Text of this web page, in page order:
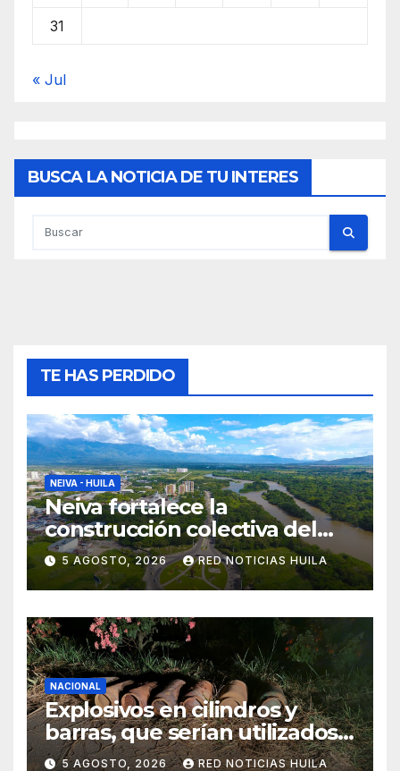
31
« Jul
BUSCA LA NOTICIA DE TU INTERES
TE HAS PERDIDO
NEIVA - HUILA
Neiva fortalece la
construcción colectiva del
POT
5 AGOSTO, 2026 RED NOTICIAS HUILA
NACIONAL
Explosivos en cilindros y
barras, que serían utilizados
en Cali, fueron incautados
5 AGOSTO, 2026 RED NOTICIAS HUILA